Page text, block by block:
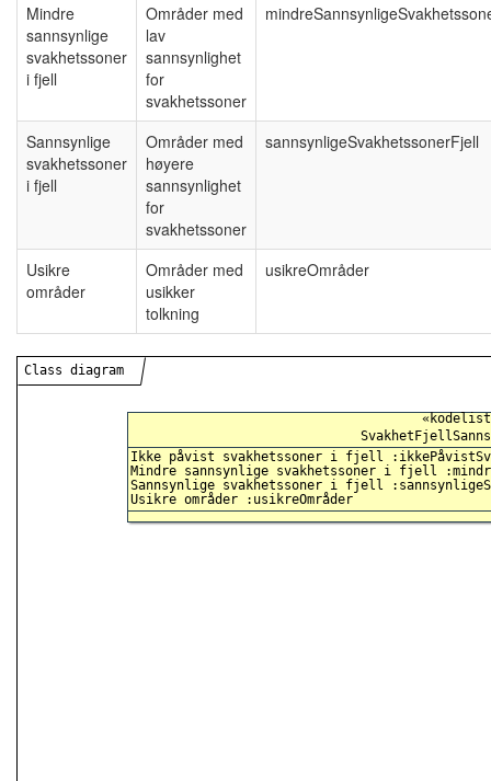
Mindre
sannsynlige
svakhetssoner
i fjell
Områder med
lav
sannsynlighet
for
svakhetssoner
Sannsynlige
svakhetssoner
i fjell
Områder med
høyere
sannsynlighet
for
svakhetssoner
sannsynligeSvakhetssonerFjell
Usikre
områder
Områder med
usikker
tolkning
usikreOmråder